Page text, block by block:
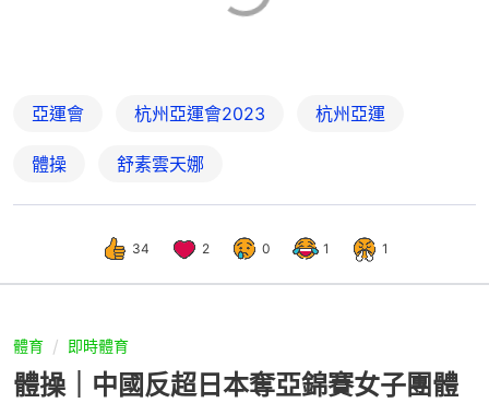
亞運會 杭州亞運會2023 杭州亞運
體操 舒素雲天娜
34 2 0 1 1
體育 即時體育
體操｜中國反超日本奪亞錦賽女子團體